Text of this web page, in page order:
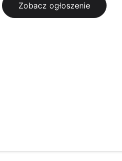
Zobacz ogłoszenie